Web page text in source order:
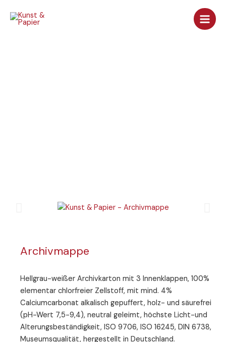
Archivmappe
Hellgrau-weißer Archivkarton mit 3 Innenklappen, 100%
elementar chlorfreier Zellstoff, mit mind. 4%
Calciumcarbonat alkalisch gepuffert, holz- und säurefrei
(pH-Wert 7,5-9,4), neutral geleimt, höchste Licht-und
Alterungsbeständigkeit, ISO 9706, ISO 16245, DIN 6738,
Museumsqualität, hergestellt in Deutschland.